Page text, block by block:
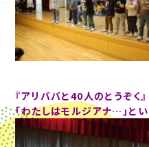
『アリババと40人のとうぞく』
「わたしはモルジアナ…」と